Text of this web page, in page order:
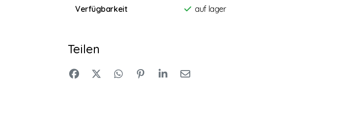
Verfügbarkeit
auf lager
Teilen